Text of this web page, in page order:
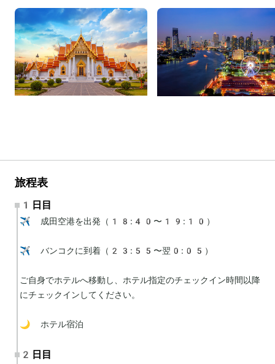
旅程表
1日目
✈️ 成田空港を出発（18:40〜19:10）
✈️ バンコクに到着（23:55〜翌0:05）
ご自身でホテルへ移動し、ホテル指定のチェックイン時間以降
にチェックインしてください。
🌙 ホテル宿泊
2日目